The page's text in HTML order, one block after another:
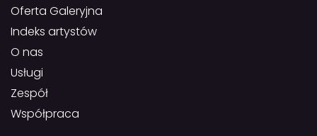
Oferta Galeryjna
Indeks artystów
O nas
Usługi
Zespół
Współpraca